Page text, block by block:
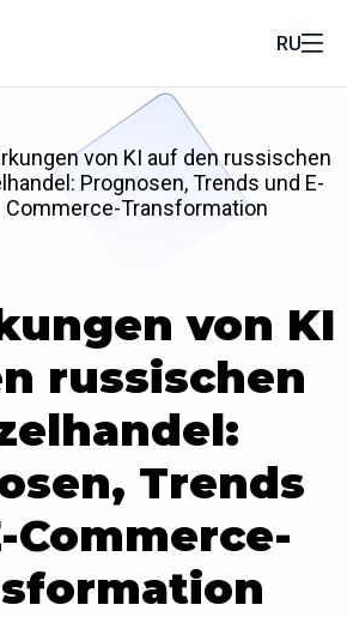
RU
von KI auf den russischen
Prognosen, Trends und E-
Commerce-Transformation
von KI
russischen
Trends
Commerce-